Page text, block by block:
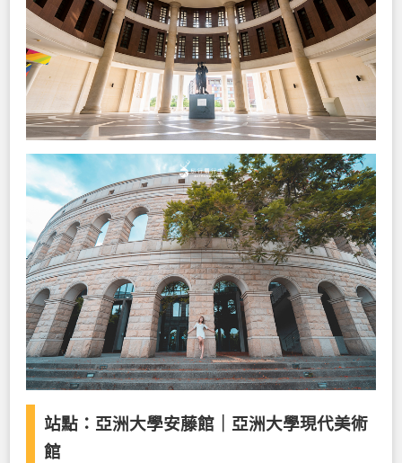
站點：亞洲大學安藤館｜ 亞洲大學現代美術
館